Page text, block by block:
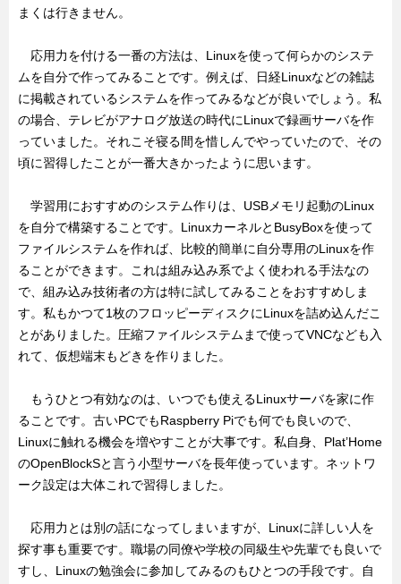
まくは行きません。
応用力を付ける一番の方法は、Linuxを使って何らかのシステ
ムを自分で作ってみることです。例えば、日経Linuxなどの雑誌
に掲載されているシステムを作ってみるなどが良いでしょう。私
の場合、テレビがアナログ放送の時代にLinuxで録画サーバを作
っていました。それこそ寝る間を惜しんでやっていたので、その
頃に習得したことが一番大きかったように思います。
学習用におすすめのシステム作りは、USBメモリ起動のLinux
を自分で構築することです。LinuxカーネルとBusyBoxを使って
ファイルシステムを作れば、比較的簡単に自分専用のLinuxを作
ることができます。これは組み込み系でよく使われる手法なの
で、組み込み技術者の方は特に試してみることをおすすめしま
す。私もかつて1枚のフロッピーディスクにLinuxを詰め込んだこ
とがありました。圧縮ファイルシステムまで使ってVNCなども入
れて、仮想端末もどきを作りました。
もうひとつ有効なのは、いつでも使えるLinuxサーバを家に作
ることです。古いPCでもRaspberry Piでも何でも良いので、
Linuxに触れる機会を増やすことが大事です。私自身、Plat’Home
のOpenBlockSと言う小型サーバを長年使っています。ネットワ
ーク設定は大体これで習得しました。
応用力とは別の話になってしまいますが、Linuxに詳しい人を
探す事も重要です。職場の同僚や学校の同級生や先輩でも良いで
すし、Linuxの勉強会に参加してみるのもひとつの手段です。自